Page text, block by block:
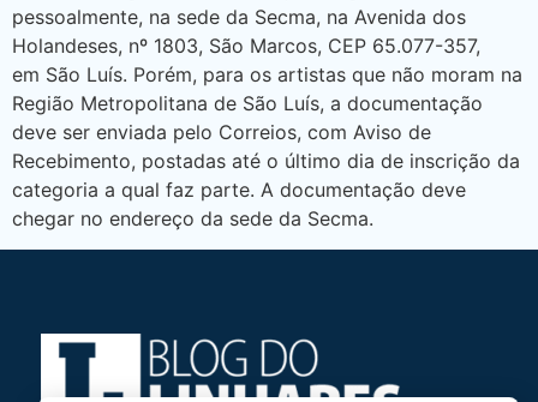
pessoalmente, na sede da Secma, na Avenida dos
Holandeses, nº 1803, São Marcos, CEP 65.077-357,
em São Luís. Porém, para os artistas que não moram na
Região Metropolitana de São Luís, a documentação
deve ser enviada pelo Correios, com Aviso de
Recebimento, postadas até o último dia de inscrição da
categoria a qual faz parte. A documentação deve
chegar no endereço da sede da Secma.